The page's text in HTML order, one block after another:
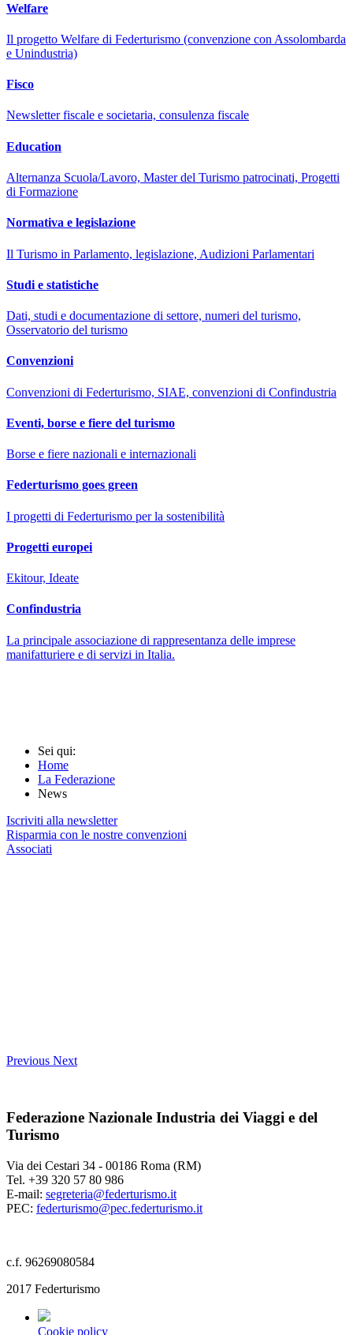
Welfare
Il progetto Welfare di Federturismo (convenzione con Assolombarda
e Unindustria)
Fisco
Newsletter fiscale e societaria, consulenza fiscale
Education
Alternanza Scuola/Lavoro, Master del Turismo patrocinati, Progetti
di Formazione
Normativa e legislazione
Il Turismo in Parlamento, legislazione, Audizioni Parlamentari
Studi e statistiche
Dati, studi e documentazione di settore, numeri del turismo,
Osservatorio del turismo
Convenzioni
Convenzioni di Federturismo, SIAE, convenzioni di Confindustria
Eventi, borse e fiere del turismo
Borse e fiere nazionali e internazionali
Federturismo goes green
I progetti di Federturismo per la sostenibilità
Progetti europei
Ekitour, Ideate
Confindustria
La principale associazione di rappresentanza delle imprese
manifatturiere e di servizi in Italia.
Sei qui:
Home
La Federazione
News
Iscriviti alla newsletter
Risparmia con le nostre convenzioni
Associati
Previous Next
Federazione Nazionale Industria dei Viaggi e del
Turismo
Via dei Cestari 34 - 00186 Roma (RM)
Tel. +39 320 57 80 986
E-mail: segreteria@federturismo.it
PEC: federturismo@pec.federturismo.it
c.f. 96269080584
2017 Federturismo
Cookie policy